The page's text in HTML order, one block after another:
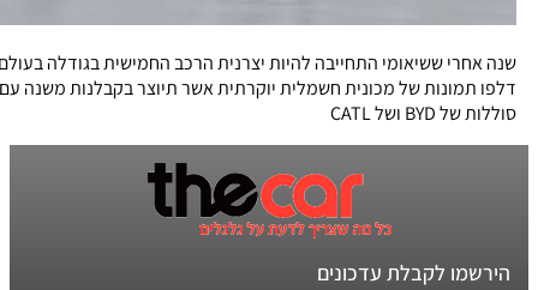
שנה אחרי ששיאומי התחייבה להיות יצרנית הרכב החמישית בגודלה בעולם
דלפו תמונות של מכונית חשמלית יוקרתית אשר תיוצר בקבלנות משנה עם
סוללות של BYD ושל CATL
הירשמו לקבלת עדכונים